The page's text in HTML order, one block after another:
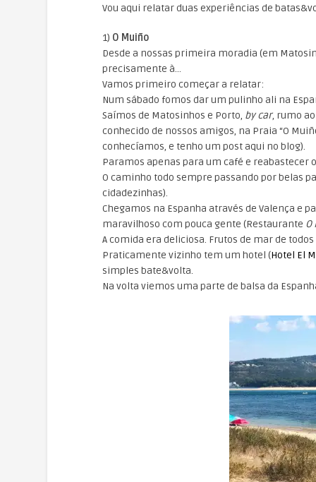
Vou aqui relatar duas experiências de
1) O Muiño
Desde a nossas primeira moradia (em
precisamente à…
Vamos primeiro começar a relatar:
Num sábado fomos dar um pulinho ali na
Saímos de Matosinhos e Porto, by car, rumo
conhecido de nossos amigos, na Praia “O
conhecíamos, e tenho um post aqui no blog).
Paramos apenas para um café e reabastecer
O caminho todo sempre passando por belas
cidadezinhas).
Chegamos na Espanha através de Valença e
maravilhoso com pouca gente (Restaurante O
Acomida era deliciosa. Frutos de mar de
Praticamente vizinho tem um hotel (Hotel El
simples bate&volta.
Na volta viemos uma parte de balsa da